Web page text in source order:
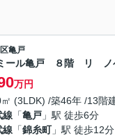
亀戸
ール亀戸 ８階 リ ノ
万円
(3LDK) /築46年 /13階
線 「亀戸 」駅 徒歩6分
線 「錦糸町」駅 徒歩12分